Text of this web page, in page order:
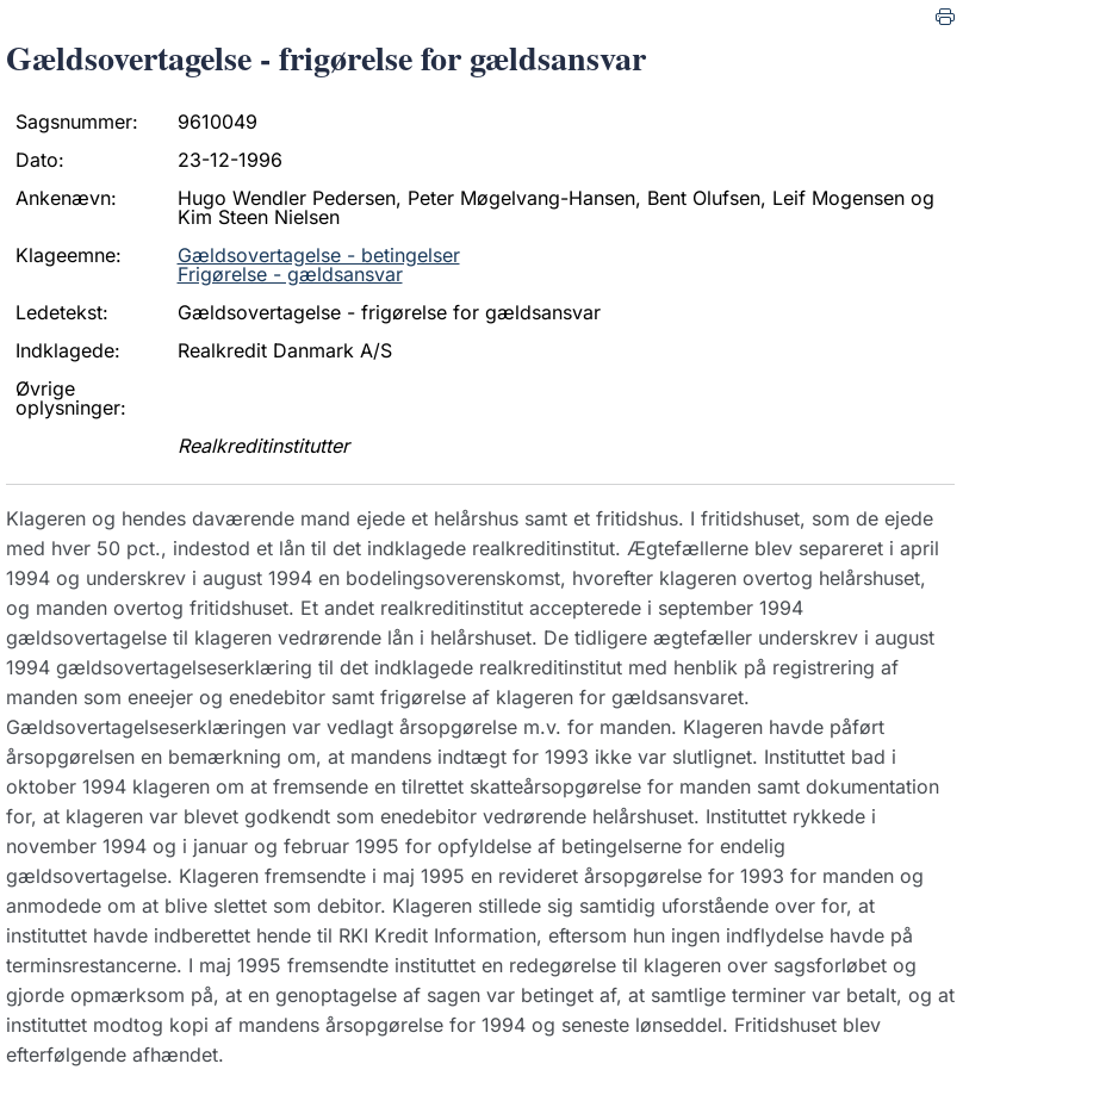
Gældsovertagelse - frigørelse for gældsansvar
Sagsnummer:
9610049
Dato:
23-12-1996
Ankenævn:
Hugo Wendler Pedersen, Peter Møgelvang-Hansen, Bent Olufsen, Leif Mogensen og
Kim Steen Nielsen
Klageemne:
Gældsovertagelse - betingelser
Frigørelse - gældsansvar
Ledetekst:
Gældsovertagelse - frigørelse for gældsansvar
Indklagede:
Realkredit Danmark A/S
Øvrige
oplysninger:
Realkreditinstitutter
Klageren og hendes daværende mand ejede et helårshus samt et fritidshus. I fritidshuset, som de ejede
med hver 50 pct., indestod et lån til det indklagede realkreditinstitut. Ægtefællerne blev separeret i april
1994 og underskrev i august 1994 en bodelingsoverenskomst, hvorefter klageren overtog helårshuset,
og manden overtog fritidshuset. Et andet realkreditinstitut accepterede i september 1994
gældsovertagelse til klageren vedrørende lån i helårshuset. De tidligere ægtefæller underskrev i august
1994 gældsovertagelseserklæring til det indklagede realkreditinstitut med henblik på registrering af
manden som eneejer og enedebitor samt frigørelse af klageren for gældsansvaret.
Gældsovertagelseserklæringen var vedlagt årsopgørelse m.v. for manden. Klageren havde påført
årsopgørelsen en bemærkning om, at mandens indtægt for 1993 ikke var slutlignet. Instituttet bad i
oktober 1994 klageren om at fremsende en tilrettet skatteårsopgørelse for manden samt dokumentation
for, at klageren var blevet godkendt som enedebitor vedrørende helårshuset. Instituttet rykkede i
november 1994 og i januar og februar 1995 for opfyldelse af betingelserne for endelig
gældsovertagelse. Klageren fremsendte i maj 1995 en revideret årsopgørelse for 1993 for manden og
anmodede om at blive slettet som debitor. Klageren stillede sig samtidig uforstående over for, at
instituttet havde indberettet hende til RKI Kredit Information, eftersom hun ingen indflydelse havde på
terminsrestancerne. I maj 1995 fremsendte instituttet en redegørelse til klageren over sagsforløbet og
gjorde opmærksom på, at en genoptagelse af sagen var betinget af, at samtlige terminer var betalt, og at
instituttet modtog kopi af mandens årsopgørelse for 1994 og seneste lønseddel. Fritidshuset blev
efterfølgende afhændet.